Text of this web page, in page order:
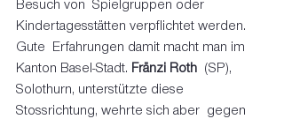
Besuch von  Spielgruppen oder
Kindertagesstätten verpflichtet werden.
Gute  Erfahrungen damit macht man im
Kanton Basel-Stadt. Fränzi Roth
  (SP),
Solothurn, unterstützte diese
Stossrichtung, wehrte sich aber  gegen